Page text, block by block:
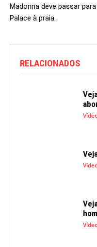
Madonna deve passar
Palace à praia.
RELACIONADOS